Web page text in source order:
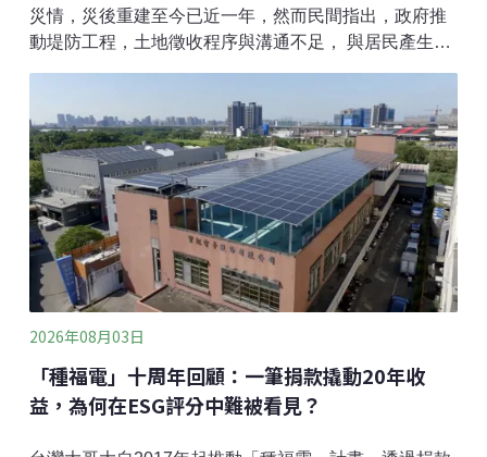
災情，災後重建至今已近一年，然而民間指出，政府推
動堤防工程，土地徵收程序與溝通不足， 與居民產生摩
方代表正式提出訴求，期盼災後重建能更重視水土治
理、部落溝通與當地生活的真正復原。堤防施工前缺乏
實質溝通 地方自救會代表籲建立對話平台去（2025）年
花蓮馬太鞍溪上游因山體崩塌，泥流沖毀馬太鞍溪橋，
重創下游光復鄉等地區。災後政府規劃興建堤防，並已
在6月動工，堤防位置緊鄰阿陶模 （Atomo）部落與馬
太鞍（Fata’an）部落，卻未與居民就土地徵收達成共
識。馬太鞍部落受災地主Kamih Mayaw表示，許多地主
與耕作者皆為長者，不熟悉網路，卻被要求自行上網查
我們簽下這些合約，這樣合理嗎？」呼籲政府落實資
2026年08月03日
「種福電」十周年回顧：一筆捐款撬動20年收
益，為何在ESG評分中難被看見？